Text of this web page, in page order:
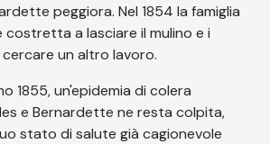
peggiora. Nel 1854 la famiglia
a lasciare il mulino e i
un altro lavoro.
1855, un'epidemia di colera
e Bernardette ne resta colpita,
stato di salute già cagionevole